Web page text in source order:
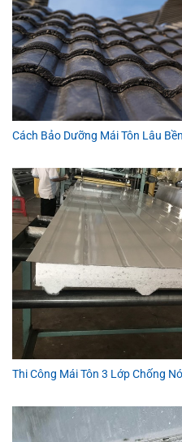
Cách Bảo Dưỡng Mái Tôn Lâu
Thi Công Mái Tôn 3 Lớp Chống